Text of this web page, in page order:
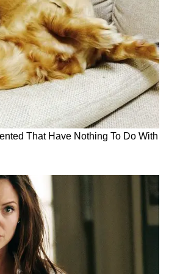
Payment |
ঢুকবে অন্নপূর্ণার ৩
নিয়ে কারা ছড়াচ্ছে
Adhikari on